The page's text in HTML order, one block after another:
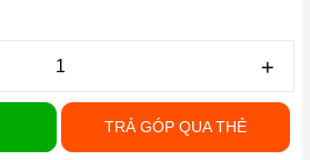
+
TRẢ GÓP QUA THẺ